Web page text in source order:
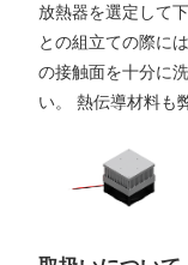
放熱器を選定して
との組立ての際に
の接触面を十分に
い。 熱伝導材料も